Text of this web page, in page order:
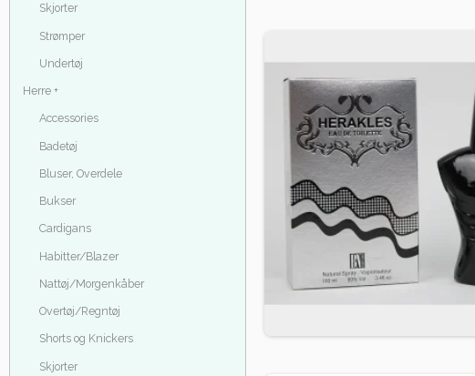
Skjorter
Strømper
Undertøj
Herre +
Accessories
Badetøj
Bluser, Overdele
Bukser
Cardigans
Habitter/Blazer
Nattøj/Morgenkåber
Overtøj/Regntøj
Shorts og Knickers
Skjorter